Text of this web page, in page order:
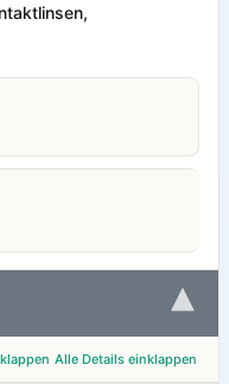
▾
Alle Details einklappen